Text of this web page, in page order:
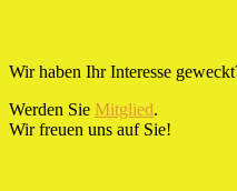
Wir haben Ihr Interesse
Werden Sie Mitglied.
Wir freuen uns auf Sie!